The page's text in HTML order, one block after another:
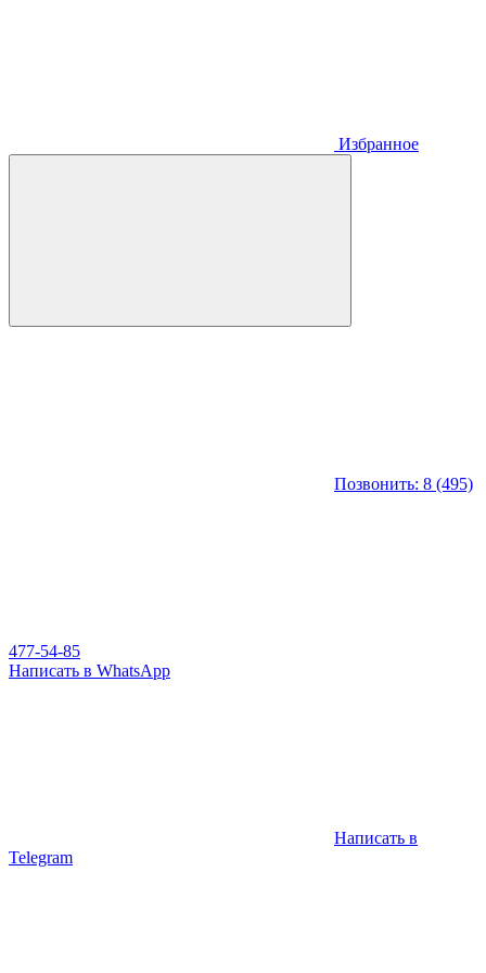
Избранное
Позвонить: 8 (495)
477-54-85
Написать в WhatsApp
Написать в
Telegram